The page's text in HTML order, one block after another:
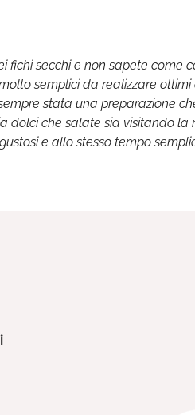
secchi e non sapete come
semplici da realizzare
stata una preparazione
dolci che salate sia visitando la
e allo stesso tempo